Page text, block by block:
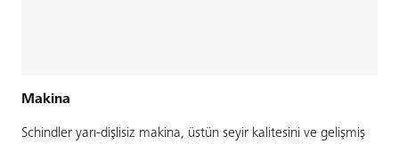
Makina
Schindler yarı-dişlisiz makina, üstün seyir kalitesini ve gelişmiş